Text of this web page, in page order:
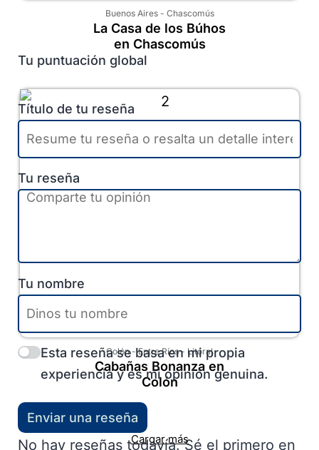
Buenos Aires- Chascomús
La Casa de los Búhos
en Chascomús
Colón-Entre Ríos- Litoral
Cabañas Bonanza en
Colón
Cargar más
Tu puntuación global
Título de tu reseña
Tu reseña
Tu nombre
Esta reseña se basa en mi propia
experiencia y es mi opinión genuina.
Enviar una reseña
No hay reseñas todavía. Sé el primero en